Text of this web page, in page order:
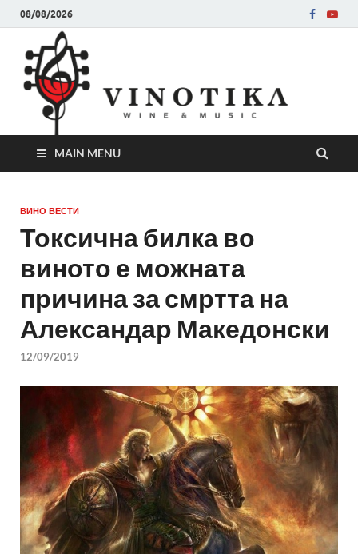
08/08/2026
MAIN MENU
ВИНО ВЕСТИ
Токсична билка во
виното е можната
причина за смртта на
Александар Македонски
12/09/2019